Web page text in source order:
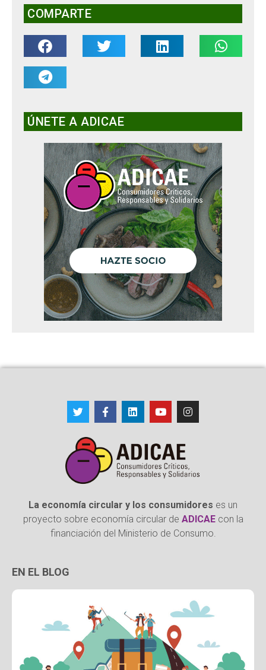
COMPARTE
ÚNETE A ADICAE
La economía circular y los consumidores es un
proyecto sobre economía circular de ADICAEcon la
financiación del Ministerio de Consumo.
EN EL BLOG